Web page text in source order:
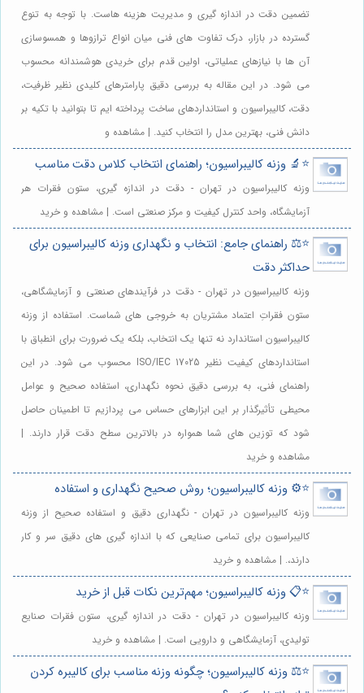
تضمین دقت در اندازه گیری و مدیریت هزینه هاست. با توجه به تنوع
گسترده در بازار، درک تفاوت های فنی میان انواع ترازوها و همسوسازی
آن ها با نیازهای عملیاتی، اولین قدم برای خریدی هوشمندانه محسوب
می شود. در این مقاله به بررسی دقیق پارامترهای کلیدی نظیر ظرفیت،
دقت، کالیبراسیون و استانداردهای ساخت پرداخته ایم تا بتوانید با تکیه بر
دانش فنی، بهترین مدل را انتخاب کنید. | مشاهده و
⭐️🔬 وزنه کالیبراسیون؛ راهنمای انتخاب کلاس دقت مناسب
وزنه کالیبراسیون در تهران - دقت در اندازه گیری، ستون فقرات هر
آزمایشگاه، واحد کنترل کیفیت و مرکز صنعتی است. | مشاهده و خرید
⭐️⚖️ راهنمای جامع: انتخاب و نگهداری وزنه کالیبراسیون برای
حداکثر دقت
وزنه کالیبراسیون در تهران - دقت در فرآیندهای صنعتی و آزمایشگاهی،
ستون فقراتِ اعتماد مشتریان به خروجی های شماست. استفاده از وزنه
کالیبراسیون استاندارد نه تنها یک انتخاب، بلکه یک ضرورت برای انطباق با
استانداردهای کیفیت نظیر ISO/IEC 17025 محسوب می شود. در این
راهنمای فنی، به بررسی دقیق نحوه نگهداری، استفاده صحیح و عوامل
محیطی تأثیرگذار بر این ابزارهای حساس می پردازیم تا اطمینان حاصل
شود که توزین های شما همواره در بالاترین سطح دقت قرار دارند. |
مشاهده و خرید
⭐️⚙️ وزنه کالیبراسیون؛ روش صحیح نگهداری و استفاده
وزنه کالیبراسیون در تهران - نگهداری دقیق و استفاده صحیح از وزنه
کالیبراسیون برای تمامی صنایعی که با اندازه گیری های دقیق سر و کار
دارند،. | مشاهده و خرید
⭐️📋 وزنه کالیبراسیون؛ مهم‌ترین نکات قبل از خرید
وزنه کالیبراسیون در تهران - دقت در اندازه گیری، ستون فقرات صنایع
تولیدی، آزمایشگاهی و دارویی است. | مشاهده و خرید
⭐️⚖️ وزنه کالیبراسیون؛ چگونه وزنه مناسب برای کالیبره کردن